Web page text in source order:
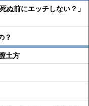
ぬ前にエッチしない？」
？
土方